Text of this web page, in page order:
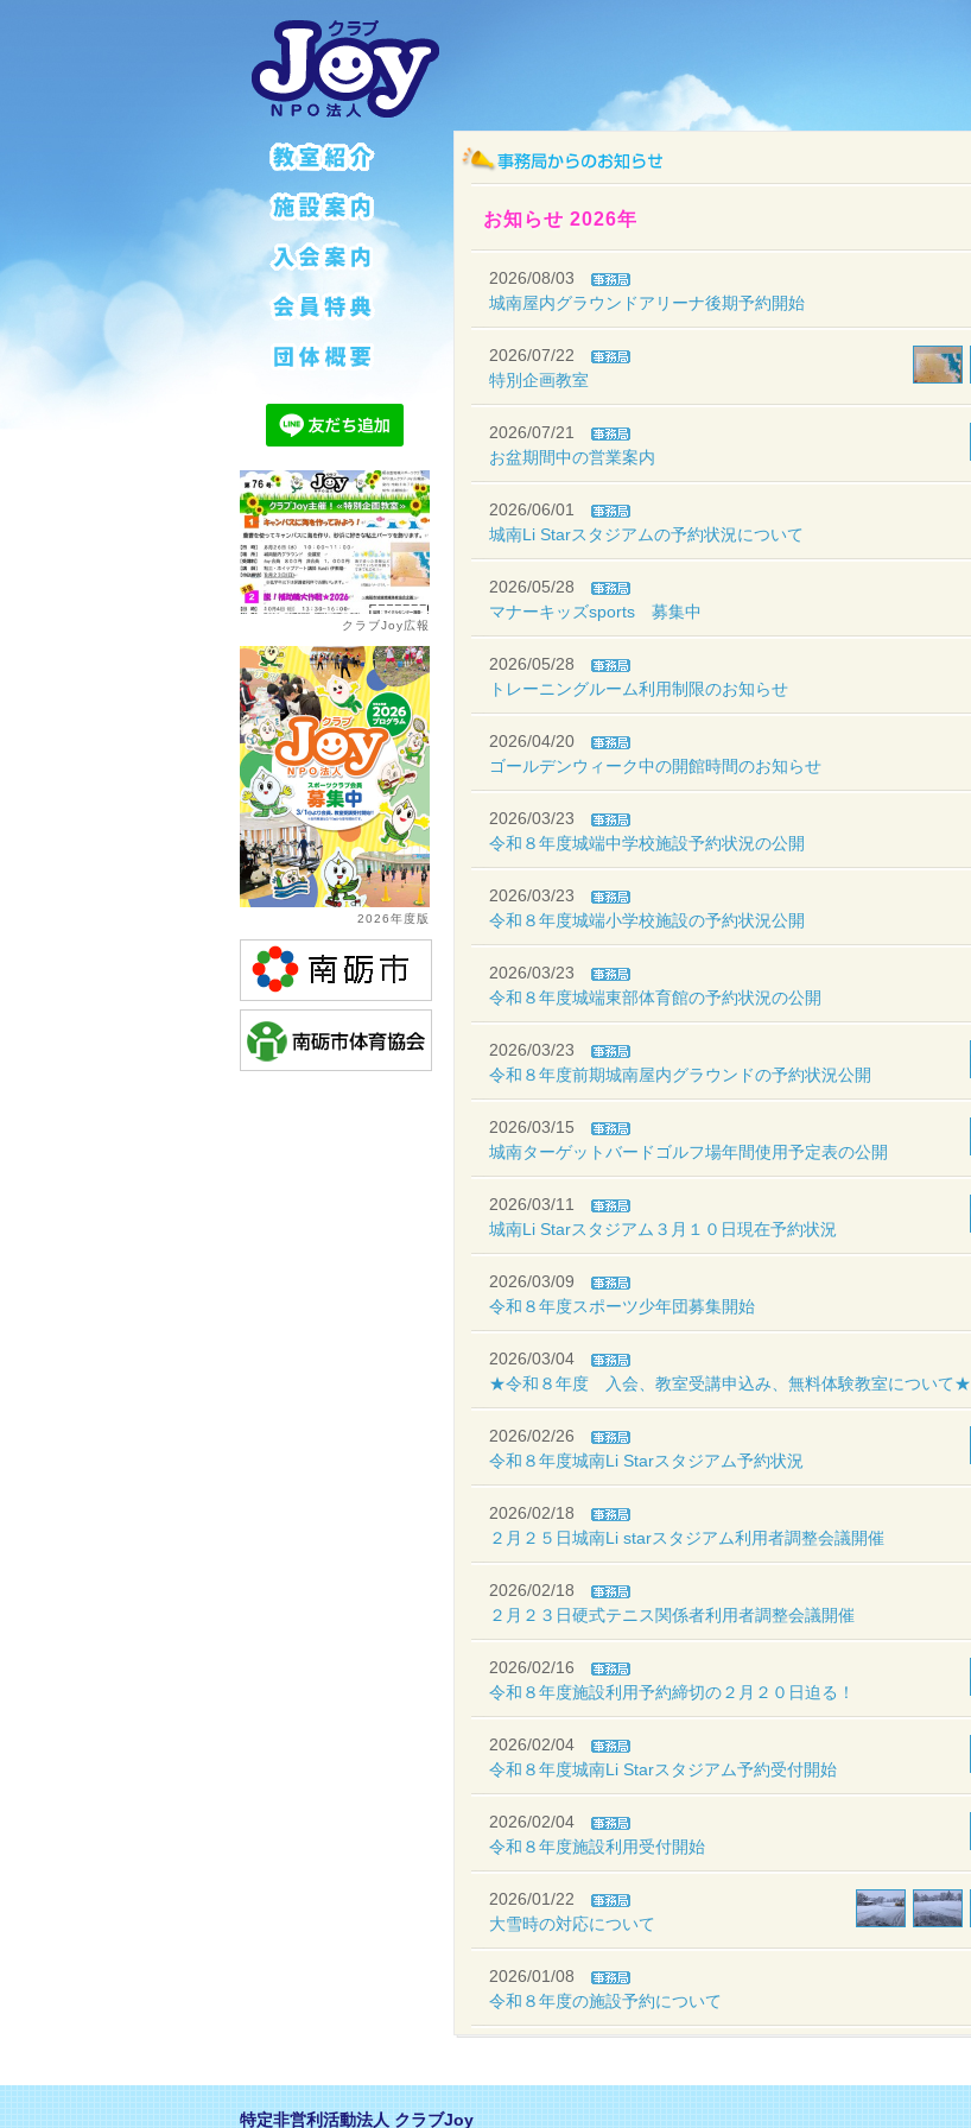
お知らせ 2026年
2026/08/03
城南屋内グラウンドアリーナ後期予約開始
2026/07/22
特別企画教室
2026/07/21
お盆期間中の営業案内
2026/06/01
城南Li Starスタジアムの予約状況について
2026/05/28
マナーキッズsports 募集中
2026/05/28
トレーニングルーム利用制限のお知らせ
2026/04/20
ゴールデンウィーク中の開館時間のお知らせ
2026/03/23
令和８年度城端中学校施設予約状況の公開
2026/03/23
令和８年度城端小学校施設の予約状況公開
2026/03/23
令和８年度城端東部体育館の予約状況の公開
2026/03/23
令和８年度前期城南屋内グラウンドの予約状況公開
2026/03/15
城南ターゲットバードゴルフ場年間使用予定表の公開
2026/03/11
城南Li Starスタジアム３月１０日現在予約状況
2026/03/09
令和８年度スポーツ少年団募集開始
2026/03/04
★令和８年度 入会、教室受講申込み、無料体験教室について★
2026/02/26
令和８年度城南Li Starスタジアム予約状況
2026/02/18
２月２５日城南Li starスタジアム利用者調整会議開催
2026/02/18
２月２３日硬式テニス関係者利用者調整会議開催
2026/02/16
令和８年度施設利用予約締切の２月２０日迫る！
2026/02/04
令和８年度城南Li Starスタジアム予約受付開始
2026/02/04
令和８年度施設利用受付開始
2026/01/22
大雪時の対応について
2026/01/08
令和８年度の施設予約について
クラブJoy広報
2026年度版
特定非営利活動法人 クラブJoy